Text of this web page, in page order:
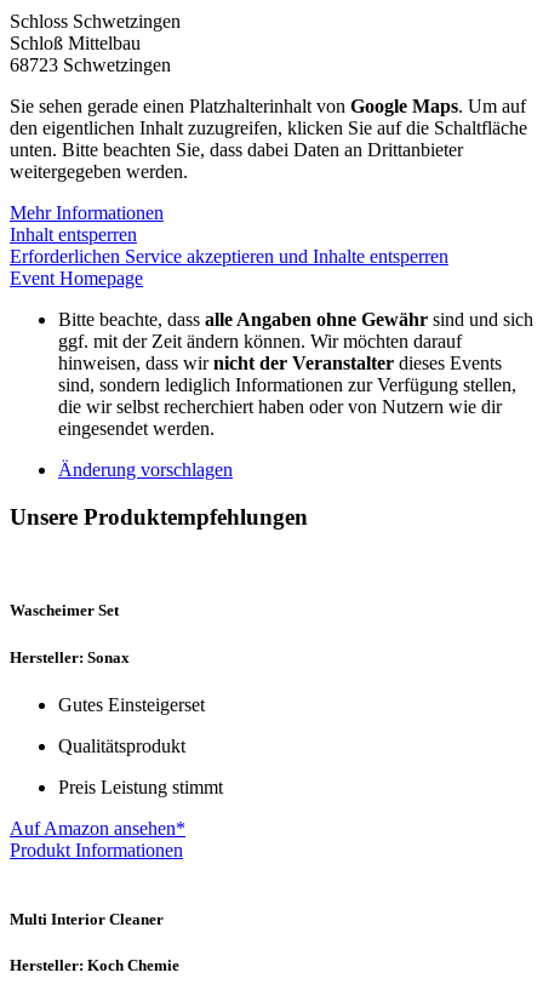
Schloss Schwetzingen
Schloß Mittelbau
68723 Schwetzingen
Sie sehen gerade einen Platzhalterinhalt von Google Maps. Um auf
den eigentlichen Inhalt zuzugreifen, klicken Sie auf die Schaltfläche
unten. Bitte beachten Sie, dass dabei Daten an Drittanbieter
weitergegeben werden.
Mehr Informationen
Inhalt entsperren
Erforderlichen Service akzeptieren und Inhalte entsperren
Event Homepage
Bitte beachte, dass alle Angaben ohne Gewähr sind und sich
ggf. mit der Zeit ändern können. Wir möchten darauf
hinweisen, dass wirnicht der Veranstalter dieses Events
sind, sondern lediglich Informationen zur Verfügung stellen,
die wir selbst recherchiert haben oder von Nutzern wie dir
eingesendet werden.
Änderung vorschlagen
Unsere Produktempfehlungen
Wascheimer Set
Hersteller: Sonax
Gutes Einsteigerset
Qualitätsprodukt
Preis Leistung stimmt
Auf Amazon ansehen*
Produkt Informationen
Multi Interior Cleaner
Hersteller: Koch Chemie